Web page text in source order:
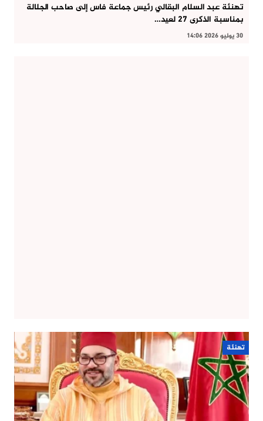
تهنئة عبد السلام البقالي رئيس جماعة فاس إلى صاحب الجلالة
بمناسبة الذكرى 27 لعيد…
30 يوليو 2026 14:06
تهنئة